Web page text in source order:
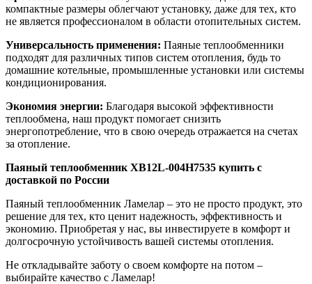
компактные размеры облегчают установку, даже для тех, кто
не является профессионалом в области отопительных систем.
Универсальность применения: Паяные теплообменники
подходят для различных типов систем отопления, будь то
домашние котельные, промышленные установки или системы
кондиционирования.
Экономия энергии: Благодаря высокой эффективности
теплообмена, наш продукт помогает снизить
энергопотребление, что в свою очередь отражается на счетах
за отопление.
Паяный теплообменник XB12L-004H7535 купить с
доставкой по России
Паяный теплообменник Ламелар – это не просто продукт, это
решение для тех, кто ценит надежность, эффективность и
экономию. Приобретая у нас, вы инвестируете в комфорт и
долгосрочную устойчивость вашей системы отопления.
Не откладывайте заботу о своем комфорте на потом –
выбирайте качество с Ламелар!